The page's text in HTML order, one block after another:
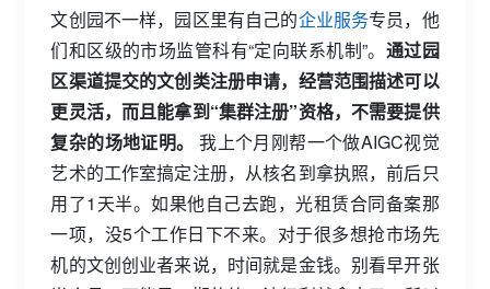
文创园不一样，园区里有自己的企业服务专员，他
们和区级的市场监管科有“定向联系机制”。 通过园
区渠道提交的文创类注册申请，经营范围描述可以
更灵活，而且能拿到“集群注册”资格，不需要提供
复杂的场地证明。
我上个月刚帮一个做AIGC视觉
艺术的工作室搞定注册，从核名到拿执照，前后只
用了1天半。如果他自己去跑，光租赁合同备案那
一项，没5个工作日下不来。对于很多想抢市场先
机的文创创业者来说，时间就是金钱。别看早开张